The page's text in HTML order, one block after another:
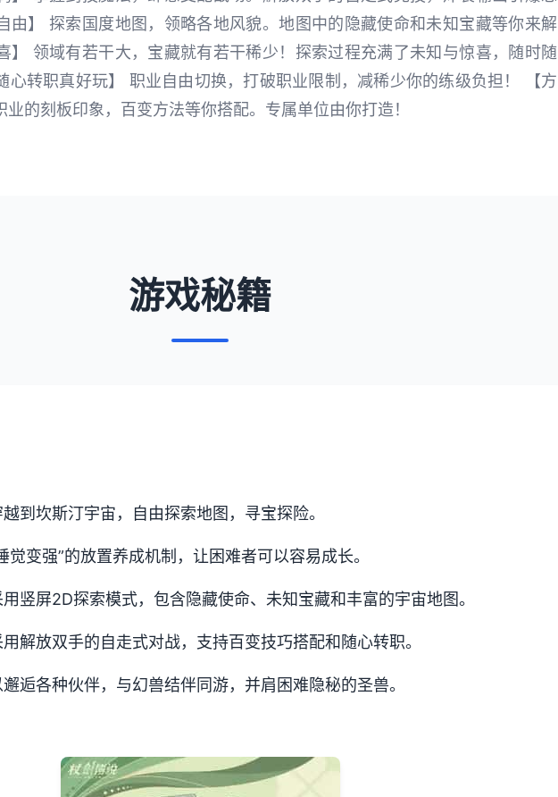
由】 探索国度地图，领略各地风貌。地图中的隐藏使命和未知宝藏等你来解
】 领域有若干大，宝藏就有若干稀少！探索过程充满了未知与惊喜，随时随
心转职真好玩】 职业自由切换，打破职业限制，减稀少你的练级负担！ 【方
的刻板印象，百变方法等你搭配。专属单位由你打造！
游戏秘籍
到坎斯汀宇宙，自由探索地图，寻宝探险。
觉变强”的放置养成机制，让困难者可以容易成长。
竖屏2D探索模式，包含隐藏使命、未知宝藏和丰富的宇宙地图。
解放双手的自走式对战，支持百变技巧搭配和随心转职。
逅各种伙伴，与幻兽结伴同游，并肩困难隐秘的圣兽。